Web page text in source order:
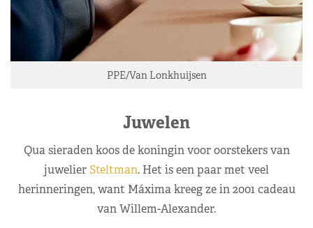
PPE/Van Lonkhuijsen
Juwelen
Qua sieraden koos de koningin voor oorstekers van
juwelier Steltman. Het is een paar met veel
herinneringen, want Máxima kreeg ze in 2001 cadeau
van Willem-Alexander.